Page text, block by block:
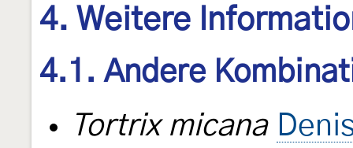
4. Weitere
4.1. Andere
Tortrix micana